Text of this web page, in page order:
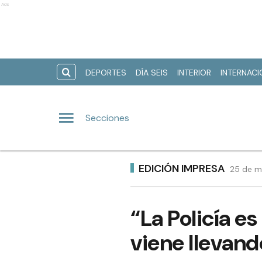
Ads
DEPORTES DÍA SEIS INTERIOR
Secciones
EDICIÓN IMPRESA 25 de
“La Policía
viene